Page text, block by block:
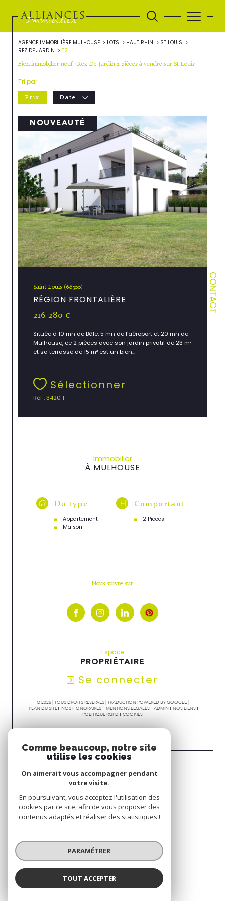
CONTACT
AGENCE IMMOBILIÈRE MULHOUSE LOTS HAUT RHIN
ST LOUIS
REZ DE JARDIN
T2
Bien immobilier neuf : Rez-De-Jardin 2 pièces à vendre sur St-Louis
Tri par
Prix Date
Saint-Louis (68300)
RÉGION FRONTALIÈRE
216 280 €
Située à 10 mn de Bâle, 5 mn de l'aéroport et 20 mn de
Mulhouse, ce 2 pièces avec son jardin privatif de 23 m²
et sa terrasse de 15 m² est un bien...
Sélectionner
Réf : 3420 1
NOUVEAUTÉ
Immobilier
À MULHOUSE
Du type
Appartement
Maison
Comportant
2 Pièces
Nous suivre sur
Espace
PROPRIÉTAIRE
Se connecter
© 2026 | TOUS DROITS RÉSERVÉS | TRADUCTION POWERED BY GOOGLE |
PLAN DU SITE
NOS HONORAIRES MENTIONS LÉGALES ADMIN
NOS LIENS
POLITIQUE RGPD
COOKIES
Comme beaucoup, notre site
utilise les cookies
On aimerait vous accompagner pendant
votre visite.
En poursuivant, vous acceptez l'utilisation des
cookies par ce site, afin de vous proposer des
contenus adaptés et réaliser des statistiques !
PARAMÉTRER
TOUT ACCEPTER